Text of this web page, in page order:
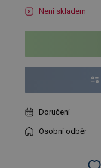
Není skladem
Doručení
Osobní odběr